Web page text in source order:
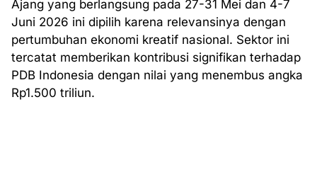
Ajang yang berlangsung pada 27-31 Mei dan 4-7
Juni 2026 ini dipilih karena relevansinya dengan
pertumbuhan ekonomi kreatif nasional. Sektor ini
tercatat memberikan kontribusi signifikan terhadap
PDB Indonesia dengan nilai yang menembus angka
Rp1.500 triliun.